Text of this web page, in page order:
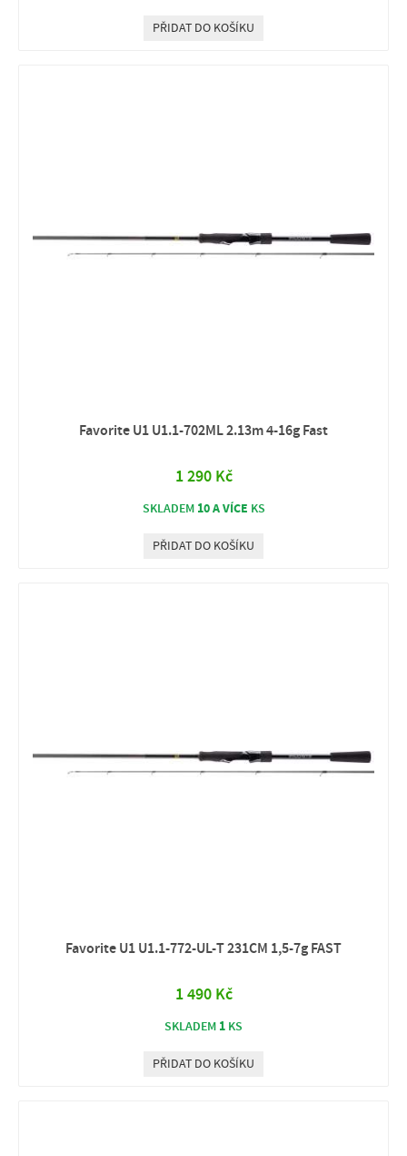
PŘIDAT DO KOŠÍKU
Favorite U1 U1.1-702ML 2.13m 4-16g Fast
1 290 Kč
SKLADEM 10 A VÍCE KS
PŘIDAT DO KOŠÍKU
Favorite U1 U1.1-772-UL-T 231CM 1,5-7g FAST
1 490 Kč
SKLADEM 1 KS
PŘIDAT DO KOŠÍKU